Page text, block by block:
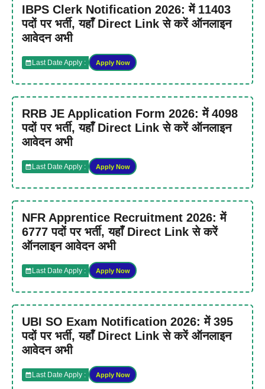
IBPS Clerk Notification 2026: में 11403
पदों पर भर्ती, यहाँ Direct Link से करें ऑनलाइन
आवेदन अभी
Last Date Apply : Apply Now
RRB JE Application Form 2026: में 4098
पदों पर भर्ती, यहाँ Direct Link से करें ऑनलाइन
आवेदन अभी
Last Date Apply : Apply Now
NFR Apprentice Recruitment 2026: में
6777 पदों पर भर्ती, यहाँ Direct Link से करें
ऑनलाइन आवेदन अभी
Last Date Apply : Apply Now
UBI SO Exam Notification 2026: में 395
पदों पर भर्ती, यहाँ Direct Link से करें ऑनलाइन
आवेदन अभी
Last Date Apply : Apply Now